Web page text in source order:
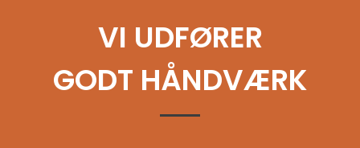
VI UDFØRER
GODT HÅNDVÆRK